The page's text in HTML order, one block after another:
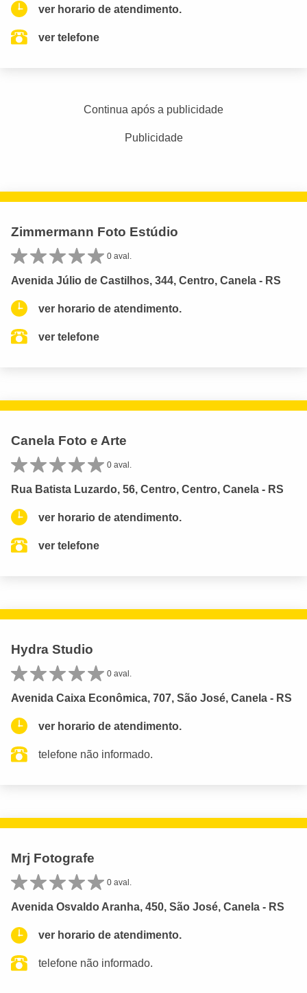
ver horario de atendimento.
ver telefone
Continua após a publicidade
Publicidade
Zimmermann Foto Estúdio
0 aval.
Avenida Júlio de Castilhos, 344, Centro, Canela - RS
ver horario de atendimento.
ver telefone
Canela Foto e Arte
0 aval.
Rua Batista Luzardo, 56, Centro, Centro, Canela - RS
ver horario de atendimento.
ver telefone
Hydra Studio
0 aval.
Avenida Caixa Econômica, 707, São José, Canela - RS
ver horario de atendimento.
telefone não informado.
Mrj Fotografe
0 aval.
Avenida Osvaldo Aranha, 450, São José, Canela - RS
ver horario de atendimento.
telefone não informado.